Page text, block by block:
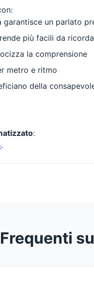
un parlato
più facili da
la comprensione
metro e ritmo
della
:
.